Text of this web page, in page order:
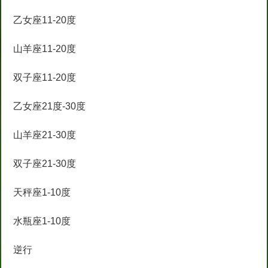
乙女座11-20度
山羊座11-20度
双子座11-20度
乙女座21度-30度
山羊座21-30度
双子座21-30度
天秤座1-10度
水瓶座1-10度
逆行